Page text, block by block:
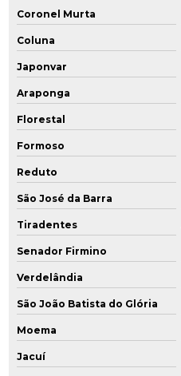
Coronel Murta
Coluna
Japonvar
Araponga
Florestal
Formoso
Reduto
São José da Barra
Tiradentes
Senador Firmino
Verdelândia
São João Batista do Glória
Moema
Jacuí